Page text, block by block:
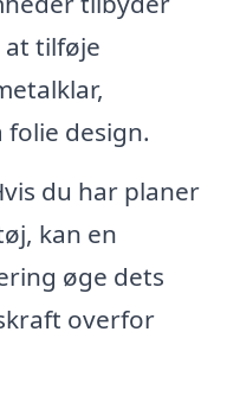
tilføje
design.
du har planer
kan en
øge dets
overfor